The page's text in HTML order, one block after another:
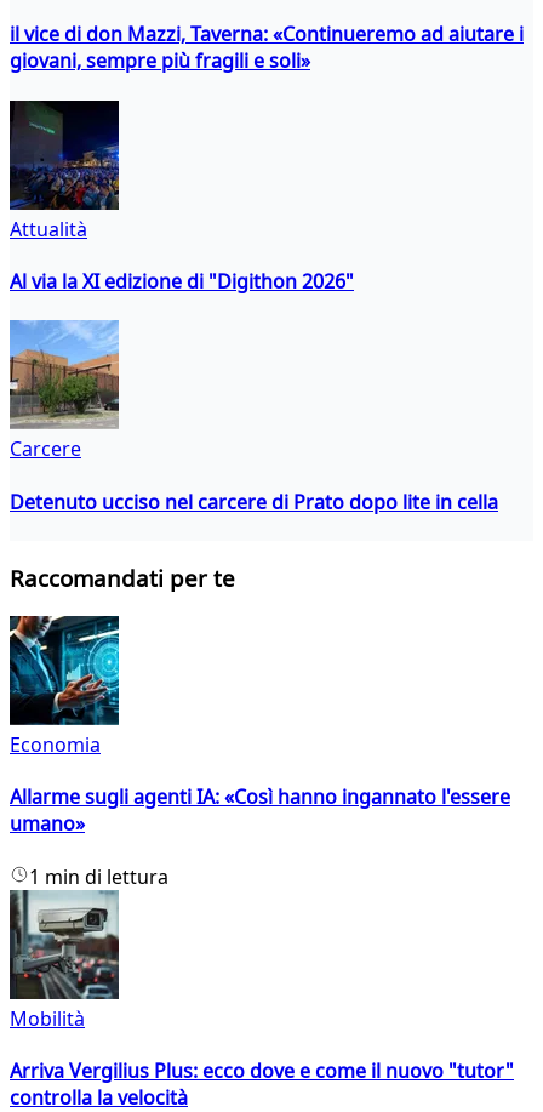
il vice di don Mazzi, Taverna: «Continueremo ad aiutare i
giovani, sempre più fragili e soli»
Attualità
Al via la XI edizione di "Digithon 2026"
Carcere
Detenuto ucciso nel carcere di Prato dopo lite in cella
Raccomandati per te
Economia
Allarme sugli agenti IA: «Così hanno ingannato l'essere
umano»
1 min di lettura
Mobilità
Arriva Vergilius Plus: ecco dove e come il nuovo "tutor"
controlla la velocità